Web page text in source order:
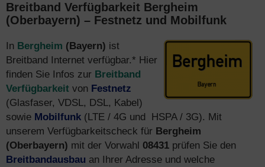
Breitband Verfügbarkeit Bergheim
(Oberbayern) – Festnetz und Mobilfunk
In Bergheim (Bayern) ist
Breitband Internet verfügbar.* Hier
finden Sie Infos zur Breitband
Verfügbarkeit von Festnetz
(Glasfaser, VDSL, DSL, Kabel)
sowie Mobilfunk (LTE / 4G und HSPA / 3G). Mit
unserem Verfügbarkeitscheck für Bergheim
(Oberbayern) mit der Vorwahl 08431 prüfen Sie den
Breitbandausbau an Ihrer Adresse und welche